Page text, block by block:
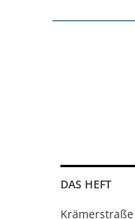
DAS HEFT